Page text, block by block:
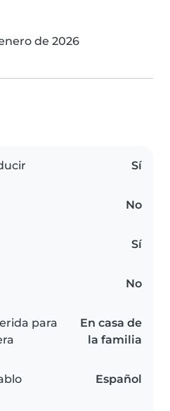
de 2026
Sí
No
Sí
No
para
En casa de
la familia
Español